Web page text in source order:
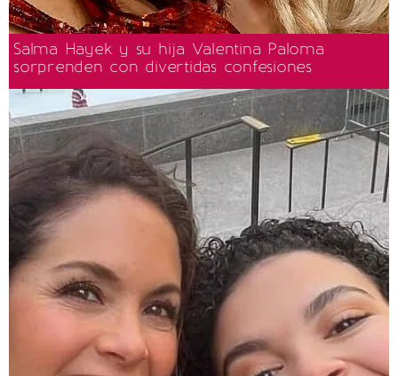
Salma Hayek y su hija Valentina Paloma
sorprenden con divertidas confesiones